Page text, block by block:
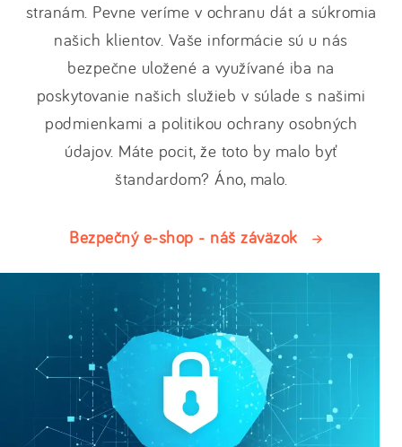
stranám. Pevne veríme v ochranu dát a súkromia
našich klientov. Vaše informácie sú u nás
bezpečne uložené a využívané iba na
poskytovanie našich služieb v súlade s našimi
podmienkami a politikou ochrany osobných
údajov. Máte pocit, že toto by malo byť
štandardom? Áno, malo.
Bezpečný e-shop - náš záväzok